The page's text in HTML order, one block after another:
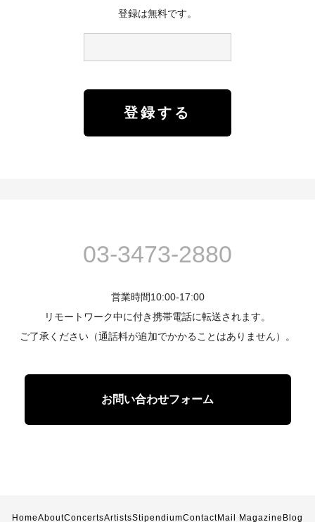
登録は無料です。
03-3473-2880
営業時間10:00-17:00
リモートワーク中に付き携帯電話に転送されます。
ご了承ください（通話料が追加でかかることはありません）。
お問い合わせフォーム
HomeAboutConcertsArtistsStipendiumContactMail Magazine Blog